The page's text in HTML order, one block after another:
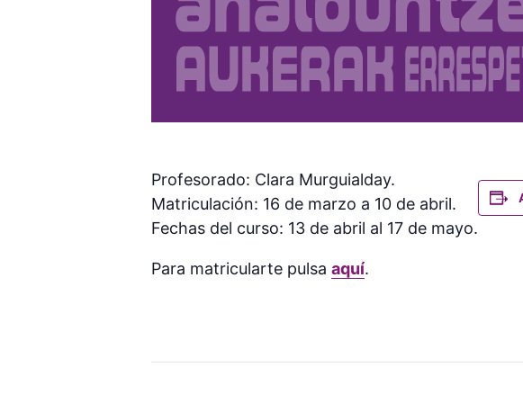
Profesorado: Clara Murguialday.
Matriculación: 16 de marzo a 10 de abril.
Fechas del curso: 13 de abril al 17 de mayo.
Para matricularte pulsa aquí.